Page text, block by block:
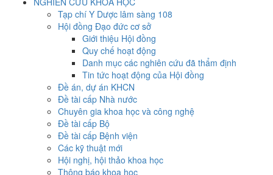
Tạp chí Y Dược lâm sàng 108
Hội đồng Đạo đức cơ sở
Giới thiệu Hội đồng
Quy chế hoạt động
Danh mục các nghiên cứu đã thẩm định
Tin tức hoạt động của Hội đồng
Đề án, dự án KHCN
Đề tài cấp Nhà nước
Chuyên gia khoa học và công nghệ
Đề tài cấp Bộ
Đề tài cấp Bệnh viện
Các kỹ thuật mới
Hội nghị, hội thảo khoa học
Thông báo khoa học